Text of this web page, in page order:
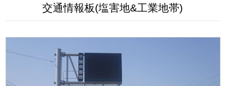
交通情報板(塩害地&工業地帯)